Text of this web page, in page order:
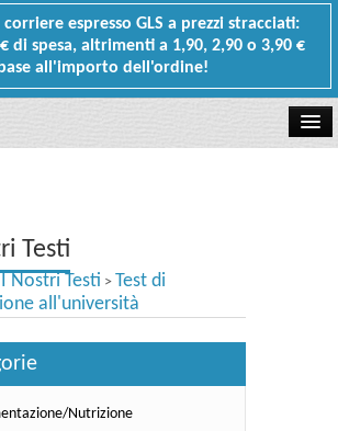
espresso GLS a prezzi stracciati:
di spesa, altrimenti a 1,90, 2,90 o 3,90 €
all'importo dell'ordine!
del Merito - Carta Docente
Testi
I Nostri Testi > Test di
all'università
Nutrizione